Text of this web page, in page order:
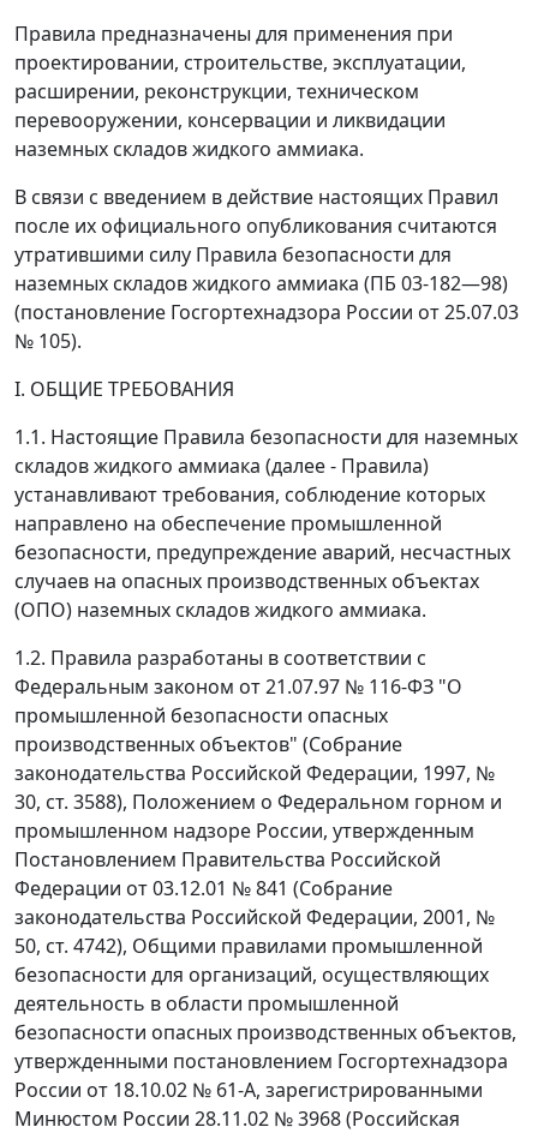
Правила предназначены для применения при
проектировании, строительстве, эксплуатации,
расширении, реконструкции, техническом
перевооружении, консервации и ликвидации
наземных складов жидкого аммиака.
В связи с введением в действие настоящих Правил
после их официального опубликования считаются
утратившими силу Правила безопасности для
наземных складов жидкого аммиака (ПБ 03-182—98)
(постановление Госгортехнадзора России от 25.07.03
№ 105).
I. ОБЩИЕ ТРЕБОВАНИЯ
1.1. Настоящие Правила безопасности для наземных
складов жидкого аммиака (далее - Правила)
устанавливают требования, соблюдение которых
направлено на обеспечение промышленной
безопасности, предупреждение аварий, несчастных
случаев на опасных производственных объектах
(ОПО) наземных складов жидкого аммиака.
1.2. Правила разработаны в соответствии с
Федеральным законом от 21.07.97 № 116-ФЗ "О
промышленной безопасности опасных
производственных объектов" (Собрание
законодательства Российской Федерации, 1997, №
30, ст. 3588), Положением о Федеральном горном и
промышленном надзоре России, утвержденным
Постановлением Правительства Российской
Федерации от 03.12.01 № 841 (Собрание
законодательства Российской Федерации, 2001, №
50, ст. 4742), Общими правилами промышленной
безопасности для организаций, осуществляющих
деятельность в области промышленной
безопасности опасных производственных объектов,
утвержденными постановлением Госгортехнадзора
России от 18.10.02 № 61-А, зарегистрированными
Минюстом России 28.11.02 № 3968 (Российская